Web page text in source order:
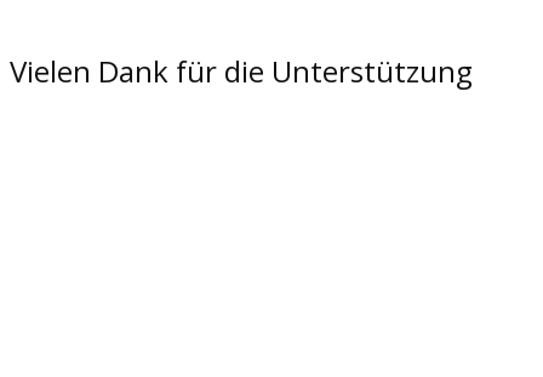
Vielen Dank für die Unterstützung